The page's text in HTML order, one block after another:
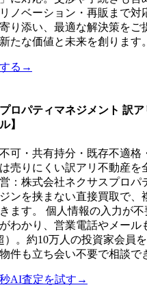
ノベーション・再販まで対
り添い、最適な解決策をご
たな価値と未来を創ります。
る →
ロパティマネジメント 訳
】
可・共有持分・既存不適格
売りにくい訳アリ不動産を
：株式会社ネクサスプロパ
ンを挟まない直接買取で、
ます。 個人情報の入力が
わかり、営業電話やメール
）。約10万人の投資家会員
件も立ち会い不要で相談で
AI査定を試す →